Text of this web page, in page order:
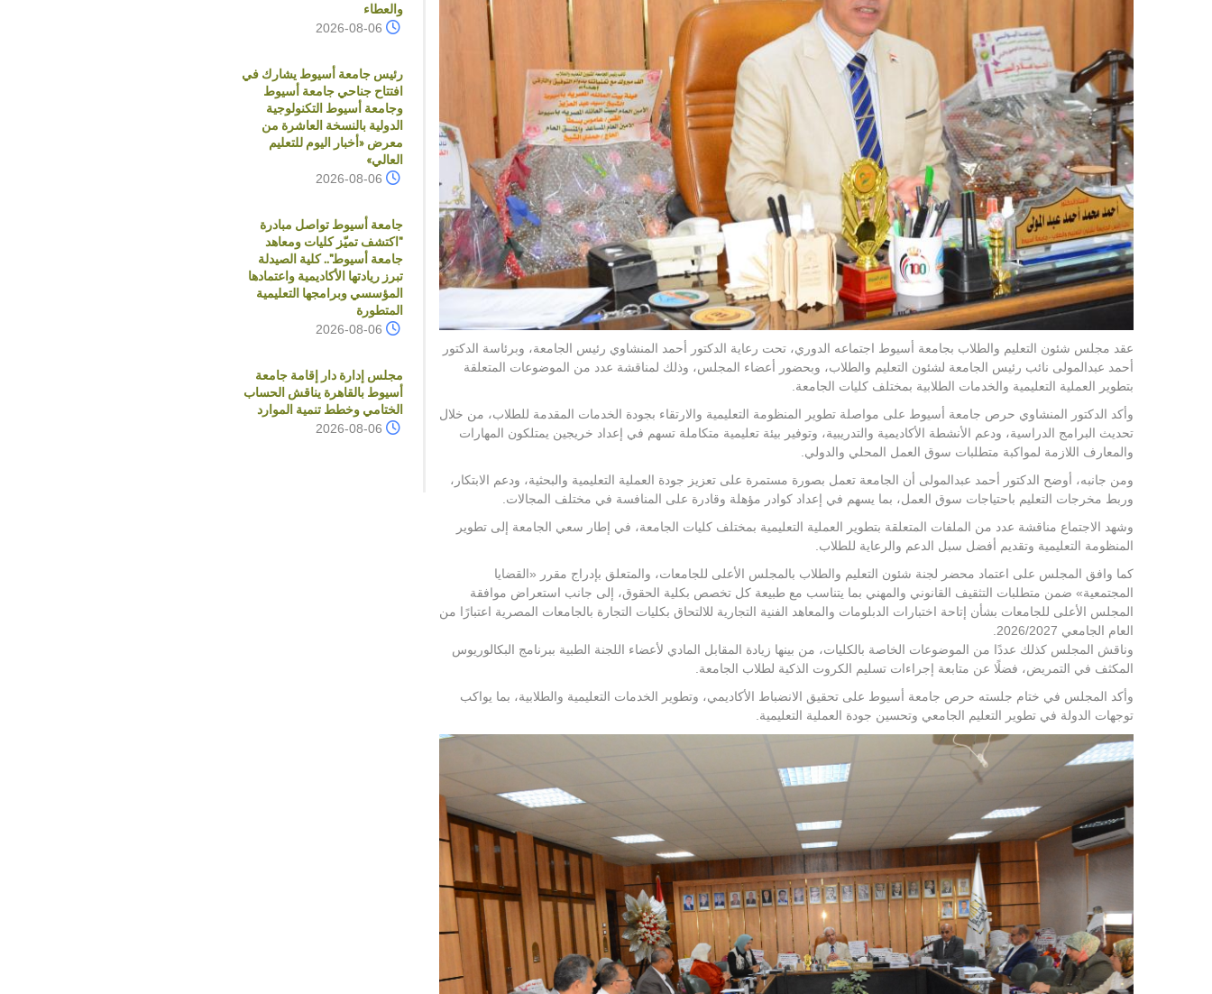
عقد مجلس شئون التعليم والطلاب بجامعة أسيوط اجتماعه الدوري، تحت رعاية الدكتور أحمد المنشاوي رئيس الجامعة، وبرئاسة الدكتور
أحمد عبدالمولى نائب رئيس الجامعة لشئون التعليم والطلاب، وبحضور أعضاء المجلس، وذلك لمناقشة عدد من الموضوعات المتعلقة
بتطوير العملية التعليمية والخدمات الطلابية بمختلف كليات الجامعة.
وأكد الدكتور المنشاوي حرص جامعة أسيوط على مواصلة تطوير المنظومة التعليمية والارتقاء بجودة الخدمات المقدمة للطلاب، من خلال
تحديث البرامج الدراسية، ودعم الأنشطة الأكاديمية والتدريبية، وتوفير بيئة تعليمية متكاملة تسهم في إعداد خريجين يمتلكون المهارات
والمعارف اللازمة لمواكبة متطلبات سوق العمل المحلي والدولي.
ومن جانبه، أوضح الدكتور أحمد عبدالمولى أن الجامعة تعمل بصورة مستمرة على تعزيز جودة العملية التعليمية والبحثية، ودعم الابتكار،
وربط مخرجات التعليم باحتياجات سوق العمل، بما يسهم في إعداد كوادر مؤهلة وقادرة على المنافسة في مختلف المجالات.
وشهد الاجتماع مناقشة عدد من الملفات المتعلقة بتطوير العملية التعليمية بمختلف كليات الجامعة، في إطار سعي الجامعة إلى تطوير
المنظومة التعليمية وتقديم أفضل سبل الدعم والرعاية للطلاب.
كما وافق المجلس على اعتماد محضر لجنة شئون التعليم والطلاب بالمجلس الأعلى للجامعات، والمتعلق بإدراج مقرر «القضايا
المجتمعية» ضمن متطلبات التثقيف القانوني والمهني بما يتناسب مع طبيعة كل تخصص بكلية الحقوق، إلى جانب استعراض موافقة
المجلس الأعلى للجامعات بشأن إتاحة اختبارات الدبلومات والمعاهد الفنية التجارية للالتحاق بكليات التجارة بالجامعات المصرية اعتبارًا من
العام الجامعي 2026/2027.
وناقش المجلس كذلك عددًا من الموضوعات الخاصة بالكليات، من بينها زيادة المقابل المادي لأعضاء اللجنة الطبية ببرنامج البكالوريوس
المكثف في التمريض، فضلًا عن متابعة إجراءات تسليم الكروت الذكية لطلاب الجامعة.
وأكد المجلس في ختام جلسته حرص جامعة أسيوط على تحقيق الانضباط الأكاديمي، وتطوير الخدمات التعليمية والطلابية، بما يواكب
توجهات الدولة في تطوير التعليم الجامعي وتحسين جودة العملية التعليمية.
والعطاء
2026-08-06
رئيس جامعة أسيوط يشارك في
افتتاح جناحي جامعة أسيوط
وجامعة أسيوط التكنولوجية
الدولية بالنسخة العاشرة من
معرض «أخبار اليوم للتعليم
العالي»
2026-08-06
جامعة أسيوط تواصل مبادرة
"اكتشف تميّز كليات ومعاهد
جامعة أسيوط".. كلية الصيدلة
تبرز ريادتها الأكاديمية واعتمادها
المؤسسي وبرامجها التعليمية
المتطورة
2026-08-06
مجلس إدارة دار إقامة جامعة
أسيوط بالقاهرة يناقش الحساب
الختامي وخطط تنمية الموارد
2026-08-06